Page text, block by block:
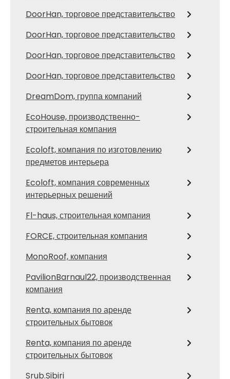
DoorHan, торговое представительство
DoorHan, торговое представительство
DoorHan, торговое представительство
DoorHan, торговое представительство
DreamDom, группа компаний
EcoHouse, производственно-
строительная компания
Ecoloft, компания по изготовлению
предметов интерьера
Ecoloft, компания современных
интерьерных решений
Fl-haus, строительная компания
FORCE, строительная компания
MonoRoof, компания
PavilionBarnaul22, производственная
компания
Renta, компания по аренде
строительных бытовок
Renta, компания по аренде
строительных бытовок
Srub.Sibiri